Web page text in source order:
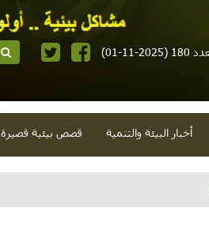
أخبار البيئة والتنمية قصص بيئية قصيرة